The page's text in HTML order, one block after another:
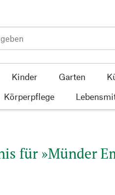
Kinder Garten
Körperpflege
für »Münder